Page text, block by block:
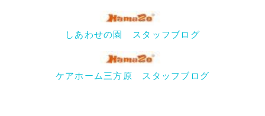
しあわせの園 スタッフブログ
ケアホーム三方原 スタッフブログ